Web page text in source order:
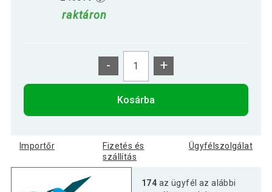
raktáron
- +
Kosárba
Importőr
Fizetés és
szállítás
Ügyfélszolgálat
174 az ügyfél az alábbi